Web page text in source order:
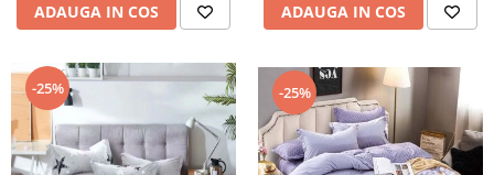
ADAUGA IN COS ADAUGA IN COS
-25% -25%